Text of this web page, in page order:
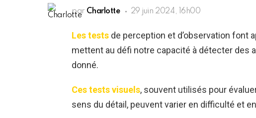
par Charlotte 29 juin 2024, 16h00
Les tests de perception et d’observation font
mettent au défi notre capacité à détecter des
donné.
Ces tests visuels, souvent utilisés pour
sens du détail, peuvent varier en difficulté et